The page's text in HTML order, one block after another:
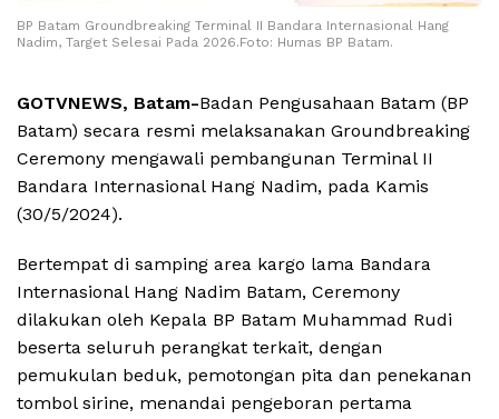
BP Batam Groundbreaking Terminal II Bandara Internasional Hang
Nadim, Target Selesai Pada 2026.Foto: Humas BP Batam.
GOTVNEWS, Batam-Badan Pengusahaan Batam (BP
Batam) secara resmi melaksanakan Groundbreaking
Ceremony mengawali pembangunan Terminal II
Bandara Internasional Hang Nadim, pada Kamis
(30/5/2024).
Bertempat di samping area kargo lama Bandara
Internasional Hang Nadim Batam, Ceremony
dilakukan oleh Kepala BP Batam Muhammad Rudi
beserta seluruh perangkat terkait, dengan
pemukulan beduk, pemotongan pita dan penekanan
tombol sirine, menandai pengeboran pertama